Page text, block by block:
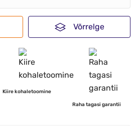
Võrrelge
Kiire kohaletoomine
Raha tagasi garantii